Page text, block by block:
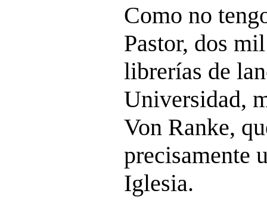
Como no
Pastor, dos
librerías de
Universidad,
Von Ranke,
precisamente
Iglesia.